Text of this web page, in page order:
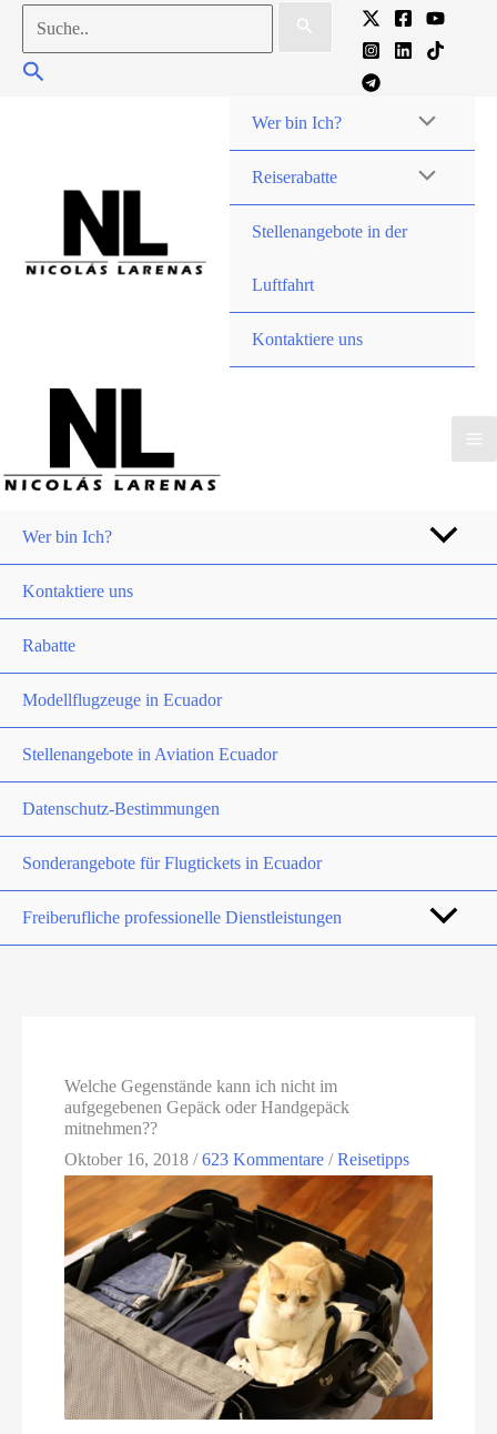
Inhalt
gehen
suchen:
Suche
Wer bin Ich?
Reiserabatte
Stellenangebote in der
Luftfahrt
Kontaktiere uns
Wer bin Ich?
Kontaktiere uns
Rabatte
Modellflugzeuge in Ecuador
Stellenangebote in Aviation Ecuador
Datenschutz-Bestimmungen
Sonderangebote für Flugtickets in Ecuador
Freiberufliche professionelle Dienstleistungen
Welche Gegenstände kann ich nicht im
aufgegebenen Gepäck oder Handgepäck
mitnehmen??
Oktober 16, 2018/623 Kommentare /Reisetipps